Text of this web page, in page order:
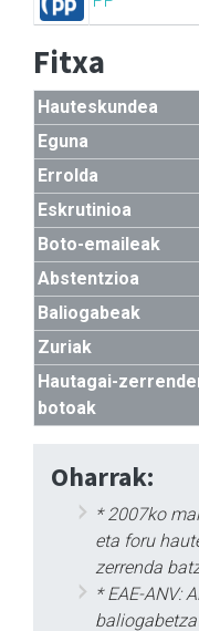
Fitxa
Hauteskundea
Eguna
Errolda
Eskrutinioa
Boto-emaileak
Abstentzioa
Baliogabeak
Zuriak
Hautagai-
botoak
Oharrak:
* 2007ko
eta foru
zerrenda
* EAE-ANV: